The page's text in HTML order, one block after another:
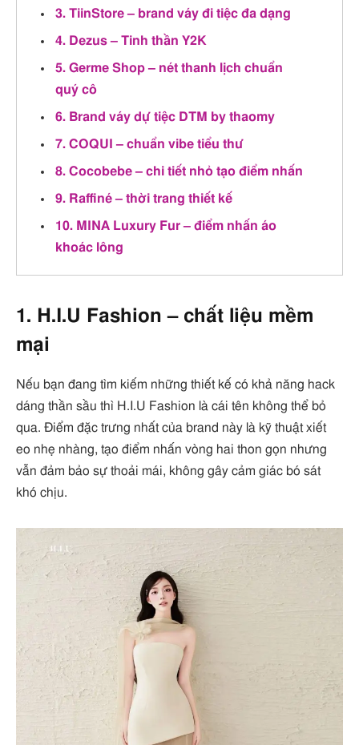
3. TiinStore – brand váy đi tiệc đa dạng
4. Dezus – Tinh thần Y2K
5. Germe Shop – nét thanh lịch chuẩn
quý cô
6. Brand váy dự tiệc DTM by thaomy
7. COQUI – chuẩn vibe tiểu thư
8. Cocobebe – chi tiết nhỏ tạo điểm nhấn
9. Raffiné – thời trang thiết kế
10. MINA Luxury Fur – điểm nhấn áo
khoác lông
1. H.I.U Fashion – chất liệu mềm
mại
Nếu bạn đang tìm kiếm những thiết kế có khả năng hack
dáng thần sầu thì H.I.U Fashion là cái tên không thể bỏ
qua. Điểm đặc trưng nhất của brand này là kỹ thuật xiết
eo nhẹ nhàng, tạo điểm nhấn vòng hai thon gọn nhưng
vẫn đảm bảo sự thoải mái, không gây cảm giác bó sát
khó chịu.